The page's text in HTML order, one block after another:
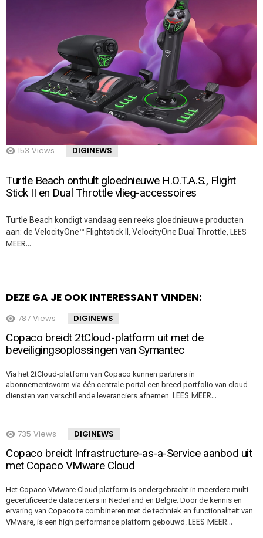
153 Views DIGINEWS
Turtle Beach onthult gloednieuwe H.O.T.A.S., Flight
Stick II en Dual Throttle vlieg-accessoires
Turtle Beach kondigt vandaag een reeks gloednieuwe producten
aan: de VelocityOne™ Flightstick II, VelocityOne Dual Throttle, LEES
MEER…
DEZE GA JE OOK INTERESSANT VINDEN:
787 Views DIGINEWS
Copaco breidt 2tCloud-platform uit met de
beveiligingsoplossingen van Symantec
Via het 2tCloud-platform van Copaco kunnen partners in
abonnementsvorm via één centrale portal een breed portfolio van cloud
diensten van verschillende leveranciers afnemen. LEES MEER…
735 Views DIGINEWS
Copaco breidt Infrastructure-as-a-Service aanbod uit
met Copaco VMware Cloud
Het Copaco VMware Cloud platform is ondergebracht in meerdere multi-
gecertificeerde datacenters in Nederland en België. Door de kennis en
ervaring van Copaco te combineren met de techniek en functionaliteit van
VMware, is een high performance platform gebouwd. LEES MEER…